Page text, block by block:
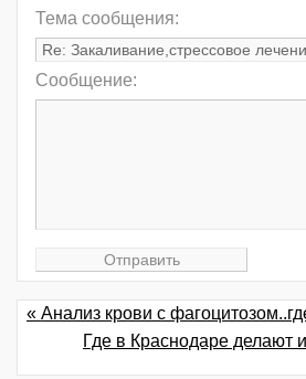
Тема сообщения:
Сообщение:
« Анализ крови с
Где в Краснодаре делают